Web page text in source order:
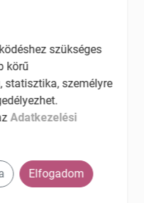
szükséges
körű
személyre
Adatkezelési
Elfogadom